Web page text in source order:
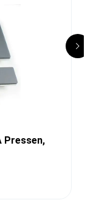
Pressen,